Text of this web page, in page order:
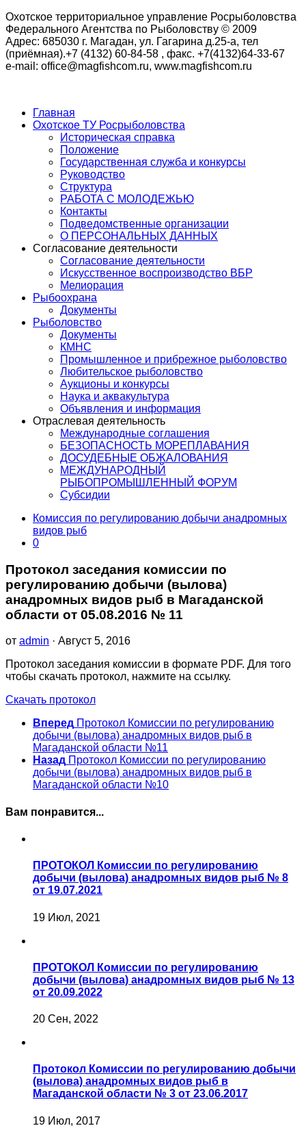
Охотское территориальное управление Росрыболовства
Федерального Агентства по Рыболовству © 2009
Адрес: 685030 г. Магадан, ул. Гагарина д.25-а, тел
(приёмная).+7 (4132) 60-84-58 , факс. +7(4132)64-33-67
e-mail: office@magfishcom.ru, www.magfishcom.ru
Главная
Охотское ТУ Росрыболовства
Историческая справка
Положение
Государственная служба и конкурсы
Руководство
Структура
РАБОТА С МОЛОДЕЖЬЮ
Контакты
Подведомственные организации
О ПЕРСОНАЛЬНЫХ ДАННЫХ
Согласование деятельности
Согласование деятельности
Искусственное воспроизводство ВБР
Мелиорация
Рыбоохрана
Документы
Рыболовство
Документы
КМНС
Промышленное и прибрежное рыболовство
Любительское рыболовство
Аукционы и конкурсы
Наука и аквакультура
Объявления и информация
Отраслевая деятельность
Международные соглашения
БЕЗОПАСНОСТЬ МОРЕПЛАВАНИЯ
ДОСУДЕБНЫЕ ОБЖАЛОВАНИЯ
МЕЖДУНАРОДНЫЙ
РЫБОПРОМЫШЛЕННЫЙ ФОРУМ
Субсидии
Комиссия по регулированию добычи анадромных
видов рыб
0
Протокол заседания комиссии по
регулированию добычи (вылова)
анадромных видов рыб в Магаданской
области от 05.08.2016 № 11
от admin · Август 5, 2016
Протокол заседания комиссии в формате PDF. Для того
чтобы скачать протокол, нажмите на ссылку.
Скачать протокол
Вперед Протокол Комиссии по регулированию
добычи (вылова) анадромных видов рыб в
Магаданской области №11
Назад Протокол Комиссии по регулированию
добычи (вылова) анадромных видов рыб в
Магаданской области №10
Вам понравится...
ПРОТОКОЛ Комиссии по регулированию
добычи (вылова) анадромных видов рыб № 8
от 19.07.2021
19 Июл, 2021
ПРОТОКОЛ Комиссии по регулированию
добычи (вылова) анадромных видов рыб № 13
от 20.09.2022
20 Сен, 2022
Протокол Комиссии по регулированию добычи
(вылова) анадромных видов рыб в
Магаданской области № 3 от 23.06.2017
19 Июл, 2017